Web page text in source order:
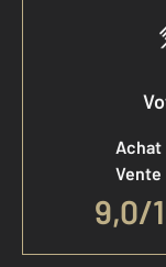
Achat
Vente
9,0/